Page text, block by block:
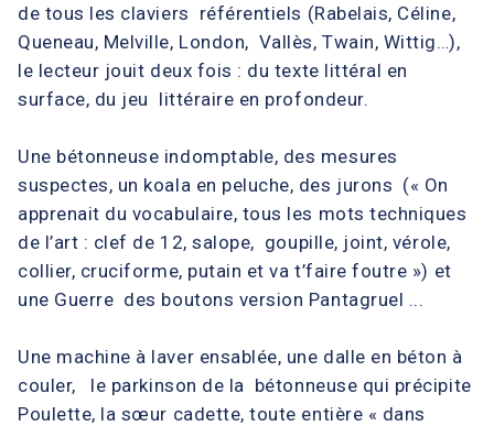
de tous les claviers référentiels (Rabelais, Céline,
Queneau, Melville, London, Vallès, Twain, Wittig…),
le lecteur jouit deux fois : du texte littéral en
surface, du jeu littéraire en profondeur.
Une bétonneuse indomptable, des mesures
suspectes, un koala en peluche, des jurons (« On
apprenait du vocabulaire, tous les mots techniques
de l’art : clef de 12, salope, goupille, joint, vérole,
collier, cruciforme, putain et va t’faire foutre ») et
une Guerre des boutons version Pantagruel ...
Une machine à laver ensablée, une dalle en béton à
couler, le parkinson de la bétonneuse qui précipite
Poulette, la sœur cadette, toute entière « dans